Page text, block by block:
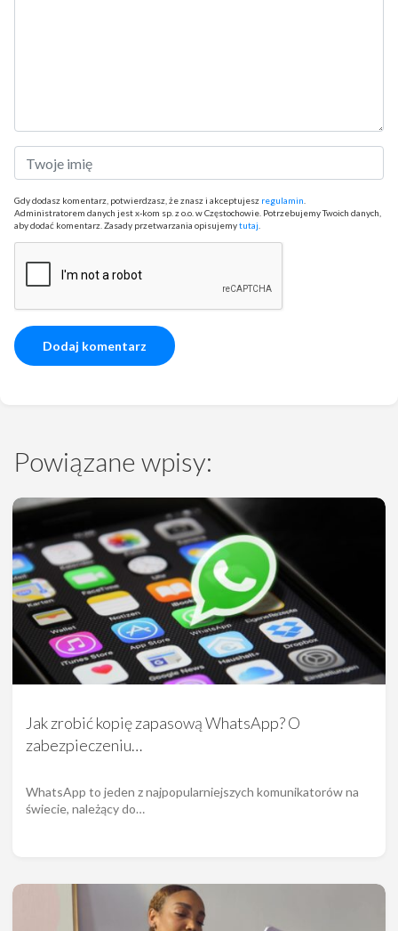
Gdy dodasz komentarz, potwierdzasz, że znasz i akceptujesz regulamin
Administratorem danych jest x-kom sp. z o.o. w Częstochowie. Potrzebujemy Twoich danych,
aby dodać komentarz. Zasady przetwarzania opisujemytutaj
Powiązane wpisy:
Jak zrobić kopię zapasową WhatsApp? O
zabezpieczeniu…
WhatsApp to jeden z najpopularniejszych komunikatorów na
świecie, należący do…